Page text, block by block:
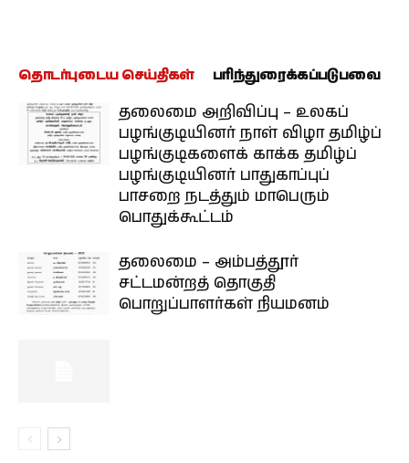
தொடர்புடைய செய்திகள் பரிந்துரைக்கப்படுபவை
தலைமை அறிவிப்பு – உலகப்
பழங்குடியினர் நாள் விழா தமிழ்ப்
பழங்குடிகளைக் காக்க தமிழ்ப்
பழங்குடியினர் பாதுகாப்புப்
பாசறை நடத்தும் மாபெரும்
பொதுக்கூட்டம்
தலைமை – அம்பத்தூர்
சட்டமன்றத் தொகுதி
பொறுப்பாளர்கள் நியமனம்